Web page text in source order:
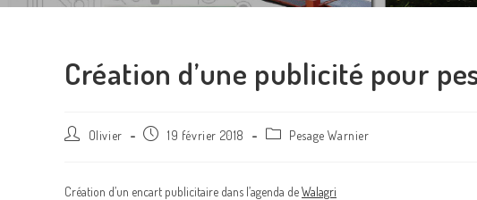
Création d’une publicité pour
Olivier 19 février 2018 Pesage Warnier
Création d’un encart publicitaire dans l’agenda deWalagri